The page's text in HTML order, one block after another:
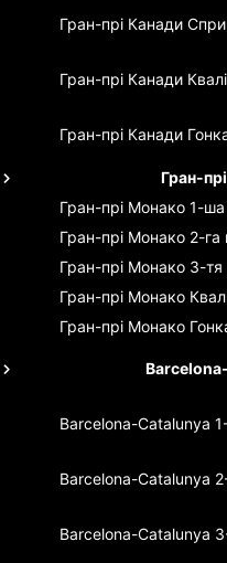
Гран-прі Канади
Гран-прі Канади
Гран-прі Канади
Гран-
Гран-прі Монако 1-ша
Гран-прі Монако 2-га
Гран-прі Монако 3-тя
Гран-прі Монако
Гран-прі Монако
Barcelona-Catalunya
Barcelona-Catalunya
Barcelona-Catalunya